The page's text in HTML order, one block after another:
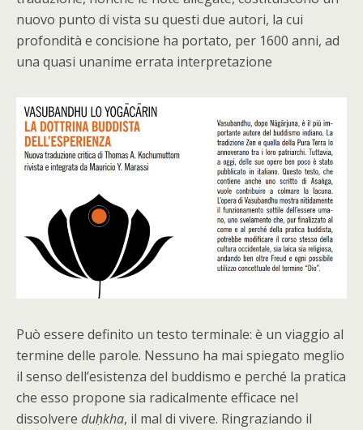
nuovo punto di vista su questi due autori, la cui
profondità e concisione ha portato, per 1600 anni, ad
una quasi unanime errata interpretazione
Può essere definito un testo terminale: è un viaggio al
termine delle parole. Nessuno ha mai spiegato meglio
il senso dell’esistenza del buddismo e perché la pratica
che esso propone sia radicalmente efficace nel
dissolvere duḥkha, il mal di vivere. Ringraziando il